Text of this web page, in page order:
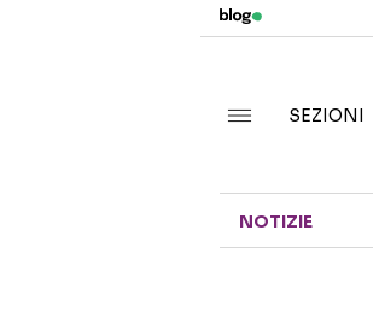
SEZIONI
NOTIZIE